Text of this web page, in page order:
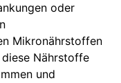
oder
Mikronährstoffen
Nährstoffe
und